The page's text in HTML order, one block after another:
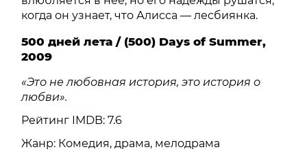
когда он узнает, что Алисса — лесбиянка.
500 дней лета / (500) Days of Summer,
2009
«Это не любовная история, это история о
любви».
Рейтинг IMDB: 7.6
Жанр: Комедия, драма, мелодрама